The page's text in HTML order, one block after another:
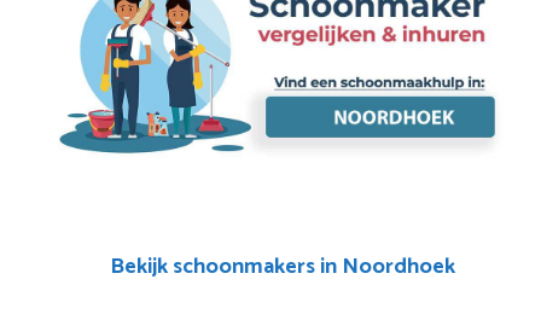
Bekijk schoonmakers in Noordhoek